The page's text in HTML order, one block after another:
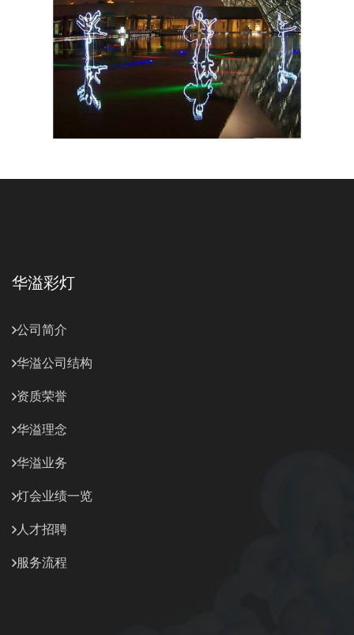
华溢彩灯
公司简介
华溢公司结构
资质荣誉
华溢理念
华溢业务
灯会业绩一览
人才招聘
服务流程